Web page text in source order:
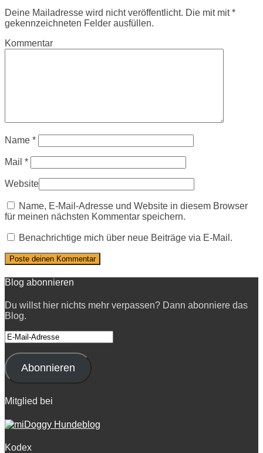
Deine Mailadresse wird nicht veröffentlicht. Die mit mit *
gekennzeichneten Felder ausfüllen.
Kommentar
Name *
Mail *
Website
Name, E-Mail-Adresse und Website in diesem Browser
für meinen nächsten Kommentar speichern.
Benachrichtige mich über neue Beiträge via E-Mail.
Blog abonnieren
Du willst hier nichts mehr verpassen? Dann abonniere das
Blog.
E-
Mail-
Adresse
Abonnieren
Mitglied bei
Kodex